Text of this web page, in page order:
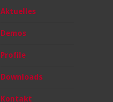
Aktuelles
Demos
Profile
Downloads
Kontakt